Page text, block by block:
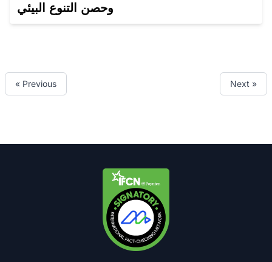
وحصن التنوع البيئي
« Previous Next »